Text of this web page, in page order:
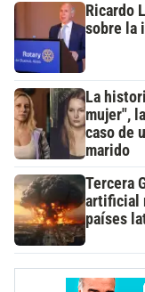
Ricardo
sobre la
La
mujer",
caso de
marido
Tercera
artificial
países